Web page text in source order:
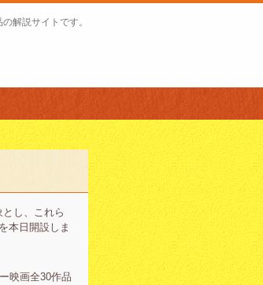
解説サイトです。
し、これら
本日開設しま
映画全30作品